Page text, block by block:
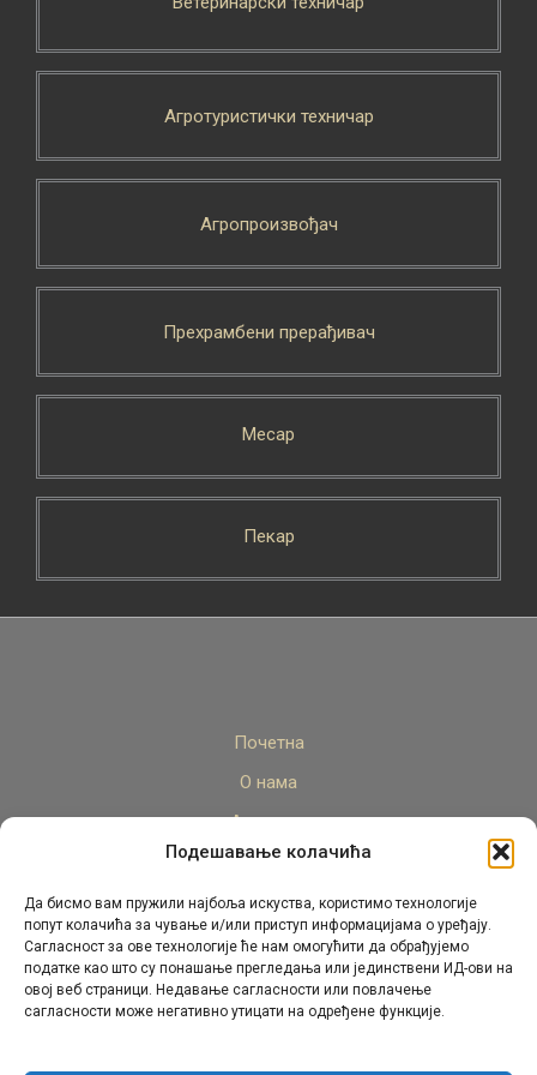
Подешавање колачића
Да бисмо вам пружили најбоља искуства, користимо технологије
попут колачића за чување и/или приступ информацијама о уређају.
Сагласност за ове технологије ће нам омогућити да обрађујемо
податке као што су понашање прегледања или јединствени ИД-ови на
овој веб страници. Недавање сагласности или повлачење
сагласности може негативно утицати на одређене функције.
Агротуристички техничар
Агропроизвођач
Прехрамбени прерађивач
Месар
Пекар
Почетна
О нама
Актуелно
Стручни кадар
Пројекти
Архива
Контакт